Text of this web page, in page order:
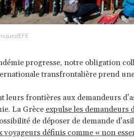
EFE
progresse, notre obligation
transfrontalière prend
leurs frontières aux demandeurs
La Grèce expulse les demandeurs
de déposer de demande
définis comme « non